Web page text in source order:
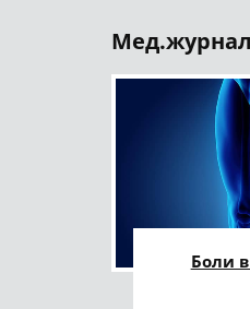
Мед.журнал
Боли